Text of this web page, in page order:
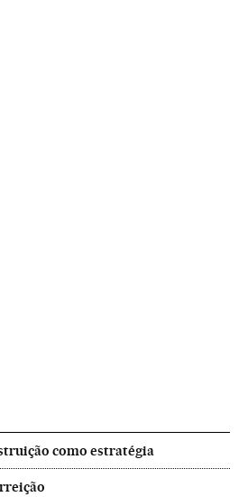
como estratégia